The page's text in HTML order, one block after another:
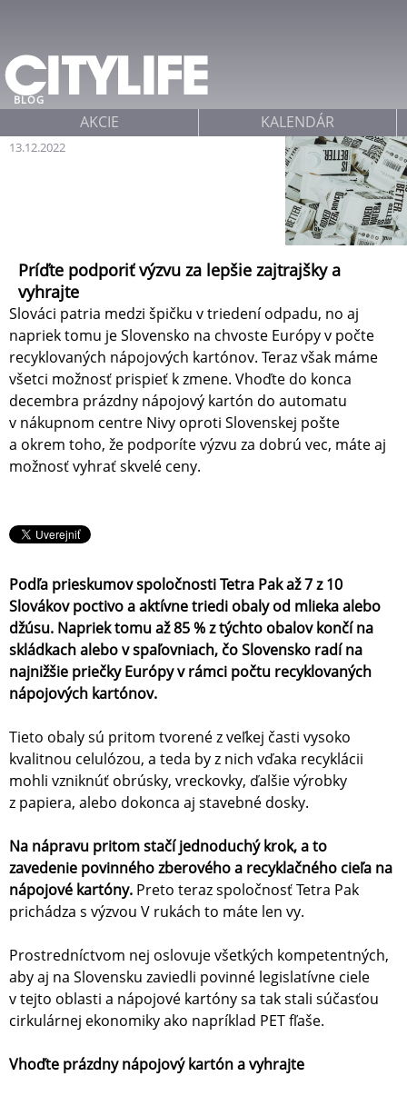
13.12.2022
BLOG
Príďte podporiť výzvu za lepšie zajtrajšky a
vyhrajte
Slováci patria medzi špičku v triedení odpadu, no aj
napriek tomu je Slovensko na chvoste Európy v počte
recyklovaných nápojových kartónov. Teraz však máme
všetci možnosť prispieť k zmene. Vhoďte do konca
decembra prázdny nápojový kartón do automatu
v nákupnom centre Nivy oproti Slovenskej pošte
a okrem toho, že podporíte výzvu za dobrú vec, máte aj
možnosť vyhrať skvelé ceny.
Podľa prieskumov spoločnosti Tetra Pak až 7 z 10
Slovákov poctivo a aktívne triedi obaly od mlieka alebo
džúsu. Napriek tomu až 85 % z týchto obalov končí na
skládkach alebo v spaľovniach, čo Slovensko radí na
najnižšie priečky Európy v rámci počtu recyklovaných
nápojových kartónov.
Tieto obaly sú pritom tvorené z veľkej časti vysoko
kvalitnou celulózou, a teda by z nich vďaka recyklácii
mohli vzniknúť obrúsky, vreckovky, ďalšie výrobky
z papiera, alebo dokonca aj stavebné dosky.
Na nápravu pritom stačí jednoduchý krok, a to
zavedenie povinného zberového a recyklačného cieľa na
nápojové kartóny. Preto teraz spoločnosť Tetra Pak
prichádza s výzvou V rukách to máte len vy.
Prostredníctvom nej oslovuje všetkých kompetentných,
aby aj na Slovensku zaviedli povinné legislatívne ciele
v tejto oblasti a nápojové kartóny sa tak stali súčasťou
cirkulárnej ekonomiky ako napríklad PET fľaše.
Vhoďte prázdny nápojový kartón a vyhrajte
AKCIE KALENDÁR